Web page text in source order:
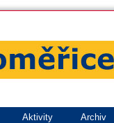
Aktivity Archiv